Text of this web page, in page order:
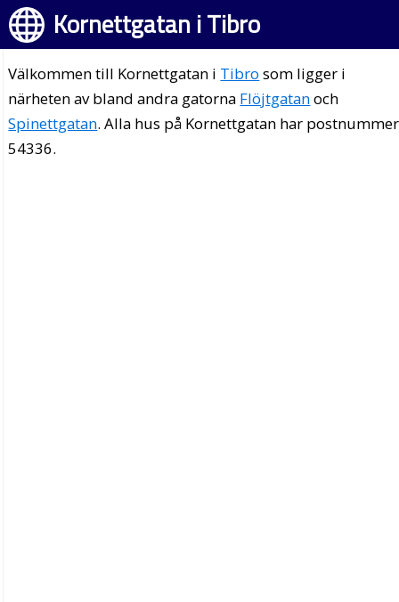
Kornettgatan i Tibro
Välkommen till Kornettgatan i Tibro som ligger i
närheten av bland andra gatorna Flöjtgatanoch
Spinettgatan. Alla hus på Kornettgatan har postnummer
54336.